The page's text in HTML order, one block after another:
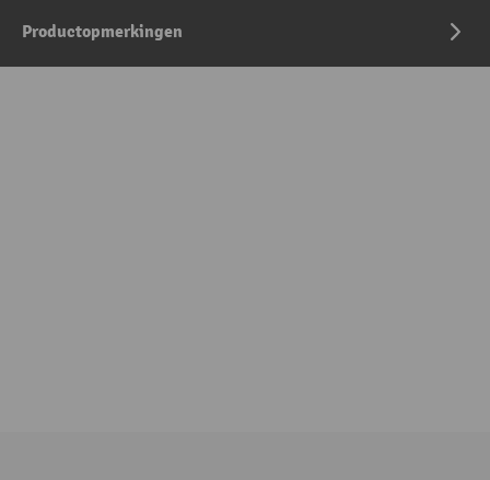
Productopmerkingen